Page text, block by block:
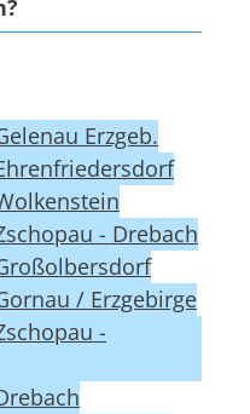
Erzgeb.
- Drebach
/ Erzgebirge
-